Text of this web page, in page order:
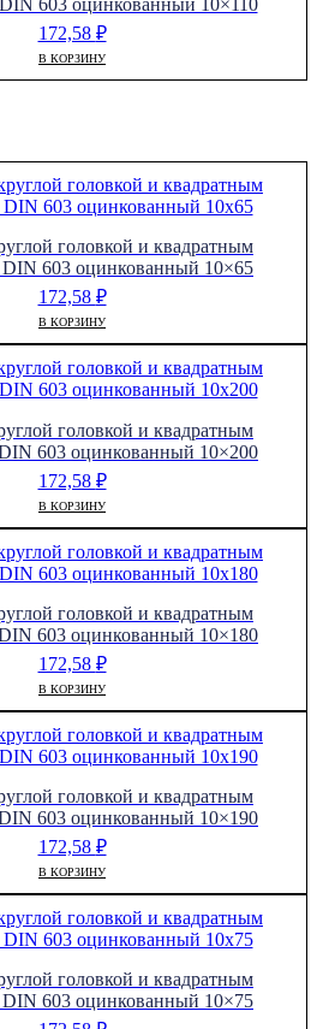
603 оцинкованный 10×110
172,58 ₽
В КОРЗИНУ
головкой и квадратным
DIN 603 оцинкованный 10×65
172,58 ₽
В КОРЗИНУ
головкой и квадратным
603 оцинкованный 10×200
172,58 ₽
В КОРЗИНУ
головкой и квадратным
603 оцинкованный 10×180
172,58 ₽
В КОРЗИНУ
головкой и квадратным
603 оцинкованный 10×190
172,58 ₽
В КОРЗИНУ
головкой и квадратным
DIN 603 оцинкованный 10×75